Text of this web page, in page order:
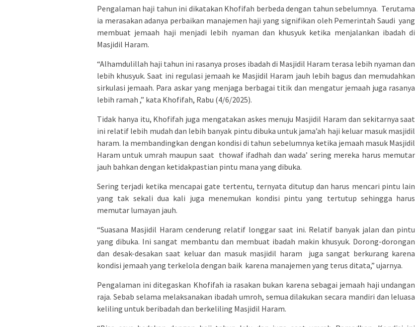
Pengalaman haji tahun ini dikatakan Khofifah berbeda dengan tahun sebelumnya. Terutama
ia merasakan adanya perbaikan manajemen haji yang signifikan oleh Pemerintah Saudi yang
membuat jemaah haji menjadi lebih nyaman dan khusyuk ketika menjalankan ibadah di
Masjidil Haram.
“Alhamdulillah haji tahun ini rasanya proses ibadah di Masjidil Haram terasa lebih nyaman dan
lebih khusyuk. Saat ini regulasi jemaah ke Masjidil Haram jauh lebih bagus dan memudahkan
sirkulasi jemaah. Para askar yang menjaga berbagai titik dan mengatur jemaah juga rasanya
lebih ramah ,” kata Khofifah, Rabu (4/6/2025).
Tidak hanya itu, Khofifah juga mengatakan askes menuju Masjidil Haram dan sekitarnya saat
ini relatif lebih mudah dan lebih banyak pintu dibuka untuk jama’ah haji keluar masuk masjidil
haram. Ia membandingkan dengan kondisi di tahun sebelumnya ketika jemaah masuk Masjidil
Haram untuk umrah maupun saat thowaf ifadhah dan wada’ sering mereka harus memutar
jauh bahkan dengan ketidakpastian pintu mana yang dibuka.
Sering terjadi ketika mencapai gate tertentu, ternyata ditutup dan harus mencari pintu lain
yang tak sekali dua kali juga menemukan kondisi pintu yang tertutup sehingga harus
memutar lumayan jauh.
“Suasana Masjidil Haram cenderung relatif longgar saat ini. Relatif banyak jalan dan pintu
yang dibuka. Ini sangat membantu dan membuat ibadah makin khusyuk. Dorong-dorongan
dan desak-desakan saat keluar dan masuk masjidil haram juga sangat berkurang karena
kondisi jemaah yang terkelola dengan baik karena manajemen yang terus ditata,” ujarnya.
Pengalaman ini ditegaskan Khofifah ia rasakan bukan karena sebagai jemaah haji undangan
raja. Sebab selama melaksanakan ibadah umroh, semua dilakukan secara mandiri dan leluasa
keliling untuk beribadah dan berkeliling Masjidil Haram.